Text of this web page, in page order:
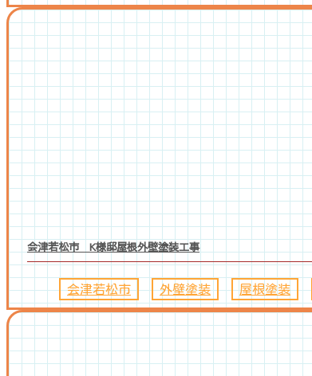
会津若松市 K様邸屋根外壁塗装工事
会津若松市 、 外壁塗装 、 屋根塗装 、